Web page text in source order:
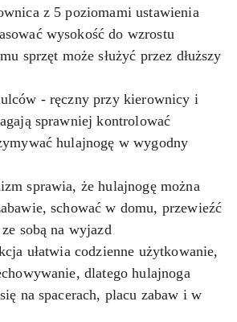
z 5 poziomami ustawienia
wysokość do wzrostu
sprzęt może służyć przez dłuższy
- ręczny przy kierownicy i
sprawniej kontrolować
hulajnogę w wygodny
sprawia, że hulajnogę można
schować w domu, przewieźć
sobą na wyjazd
ułatwia codzienne użytkowanie,
dlatego hulajnoga
na spacerach, placu zabaw i w